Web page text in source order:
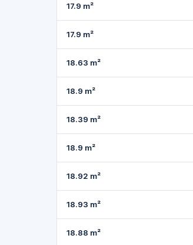
17.9 m²
17.9 m²
18.63 m²
18.9 m²
18.39 m²
18.9 m²
18.92 m²
18.93 m²
18.88 m²